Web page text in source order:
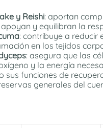
y Reishi: aportan
y equilibran la
: contribuye a reducir
en los tejidos
: asegura que las
y la energía
sus funciones de
generales del